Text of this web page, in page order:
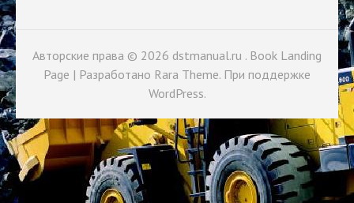
Авторские права © 2026 dstmanual.ru . Book Landing
Page | Разработано Rara Theme. При поддержке
WordPress.